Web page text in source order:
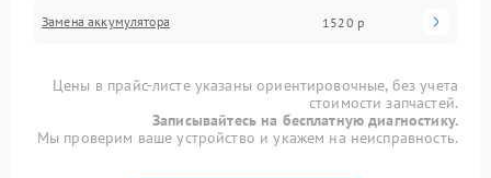
Замена аккумулятора 1520 р
Цены в прайс-листе указаны ориентировочные, без учета
стоимости запчастей.
Записывайтесь на бесплатную диагностику.
Мы проверим ваше устройство и укажем на неисправность.